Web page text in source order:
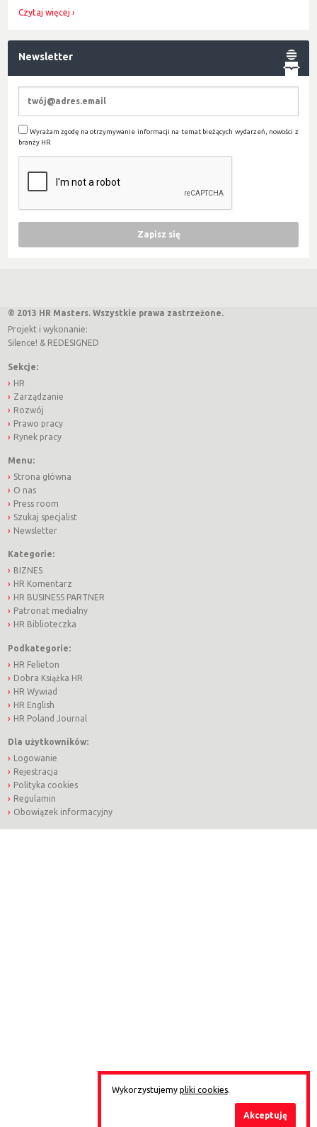
Czytaj więcej
Newsletter
Wyrażam zgodę na otrzymywanie informacji na temat bieżących wydarzeń, nowości z
branży HR
© 2013 HR Masters. Wszystkie prawa zastrzeżone.
Projekt i wykonanie:
Silence! & REDESIGNED
Sekcje:
HR
Zarządzanie
Rozwój
Prawo pracy
Rynek pracy
Menu:
Strona główna
O nas
Press room
Szukaj specjalist
Newsletter
Kategorie:
BIZNES
HR Komentarz
HR BUSINESS PARTNER
Patronat medialny
HR Biblioteczka
Podkategorie:
HR Felieton
Dobra Książka HR
HR Wywiad
HR English
HR Poland Journal
Dla użytkowników:
Logowanie
Rejestracja
Polityka cookies
Regulamin
Obowiązek informacyjny
Wykorzystujemy pliki cookies.
Akceptuję